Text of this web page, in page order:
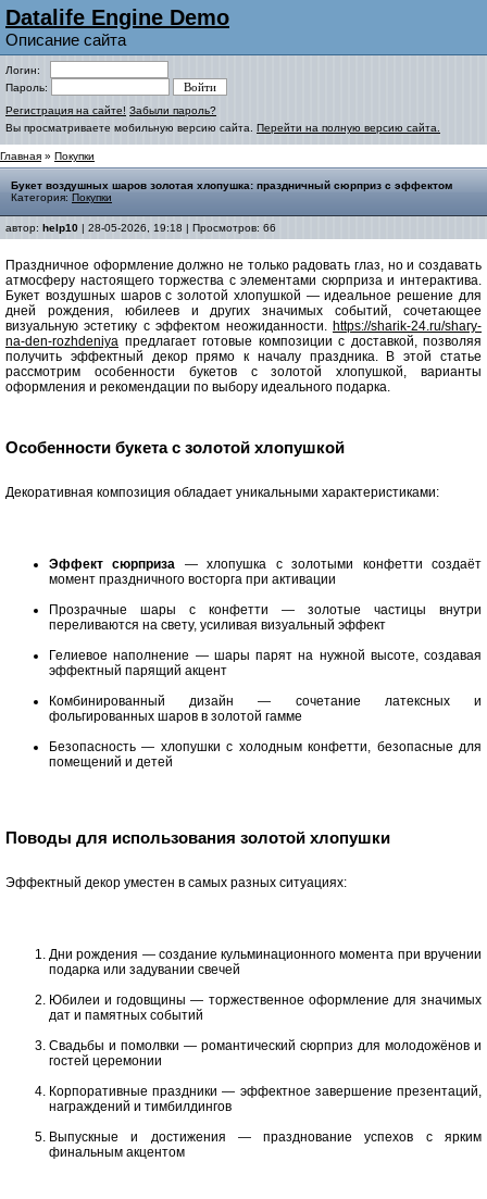
Datalife Engine Demo
Описание сайта
Логин:
Пароль:
Регистрация на сайте! Забыли пароль?
Вы просматриваете мобильную версию сайта. Перейти на полную версию сайта.
Главная » Покупки
Букет воздушных шаров золотая хлопушка: праздничный сюрприз с эффектом
Категория: Покупки
автор: help10 | 28-05-2026, 19:18 | Просмотров: 66
Праздничное оформление должно не только радовать глаз, но и создавать
атмосферу настоящего торжества с элементами сюрприза и интерактива.
Букет воздушных шаров с золотой хлопушкой — идеальное решение для
дней рождения, юбилеев и других значимых событий, сочетающее
визуальную эстетику с эффектом неожиданности. https://sharik-24.ru/shary-
na-den-rozhdeniya предлагает готовые композиции с доставкой, позволяя
получить эффектный декор прямо к началу праздника. В этой статье
рассмотрим особенности букетов с золотой хлопушкой, варианты
оформления и рекомендации по выбору идеального подарка.
Особенности букета с золотой хлопушкой
Декоративная композиция обладает уникальными характеристиками:
Эффект сюрприза — хлопушка с золотыми конфетти создаёт
момент праздничного восторга при активации
Прозрачные шары с конфетти — золотые частицы внутри
переливаются на свету, усиливая визуальный эффект
Гелиевое наполнение — шары парят на нужной высоте, создавая
эффектный парящий акцент
Комбинированный дизайн — сочетание латексных и
фольгированных шаров в золотой гамме
Безопасность — хлопушки с холодным конфетти, безопасные для
помещений и детей
Поводы для использования золотой хлопушки
Эффектный декор уместен в самых разных ситуациях:
Дни рождения — создание кульминационного момента при вручении
подарка или задувании свечей
Юбилеи и годовщины — торжественное оформление для значимых
дат и памятных событий
Свадьбы и помолвки — романтический сюрприз для молодожёнов и
гостей церемонии
Корпоративные праздники — эффектное завершение презентаций,
награждений и тимбилдингов
Выпускные и достижения — празднование успехов с ярким
финальным акцентом